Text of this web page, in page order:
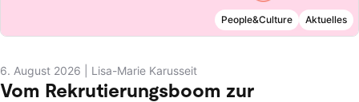
People&Culture Aktuelles
6. August 2026 Lisa-Marie Karusseit
Vom Rekrutierungsboom zur